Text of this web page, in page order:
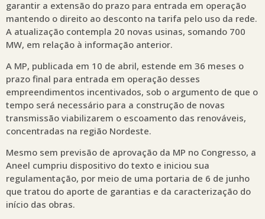
garantir a extensão do prazo para entrada em operação
mantendo o direito ao desconto na tarifa pelo uso da rede.
A atualização contempla 20 novas usinas, somando 700
MW, em relação à informação anterior.
A MP, publicada em 10 de abril, estende em 36 meses o
prazo final para entrada em operação desses
empreendimentos incentivados, sob o argumento de que o
tempo será necessário para a construção de novas
transmissão viabilizarem o escoamento das renováveis,
concentradas na região Nordeste.
Mesmo sem previsão de aprovação da MP no Congresso, a
Aneel cumpriu dispositivo do texto e iniciou sua
regulamentação, por meio de uma portaria de 6 de junho
que tratou do aporte de garantias e da caracterização do
início das obras.